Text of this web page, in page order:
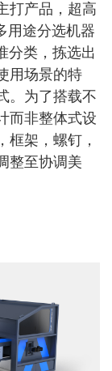
打产品，超高
用途分选机器
分类，拣选出
用场景的特
。为了搭载不
而非整体式设
框架，螺钉，
整至协调美